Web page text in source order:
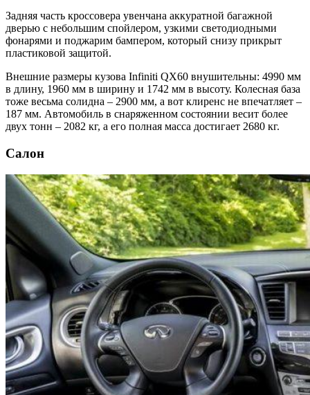
Задняя часть кроссовера увенчана аккуратной багажной
дверью с небольшим спойлером, узкими светодиодными
фонарями и поджарим бампером, который снизу прикрыт
пластиковой защитой.
Внешние размеры кузова Infiniti QX60 внушительны: 4990 мм
в длину, 1960 мм в ширину и 1742 мм в высоту. Колесная база
тоже весьма солидна – 2900 мм, а вот клиренс не впечатляет –
187 мм. Автомобиль в снаряженном состоянии весит более
двух тонн – 2082 кг, а его полная масса достигает 2680 кг.
Салон